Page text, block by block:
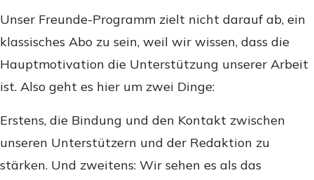
Unser Freunde-Programm zielt nicht darauf ab, ein
klassisches Abo zu sein, weil wir wissen, dass die
Hauptmotivation die Unterstützung unserer Arbeit
ist. Also geht es hier um zwei Dinge:
Erstens, die Bindung und den Kontakt zwischen
unseren Unterstützern und der Redaktion zu
stärken. Und zweitens: Wir sehen es als das